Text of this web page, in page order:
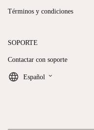
Términos y condiciones
SOPORTE
Contactar con soporte
Español keyboard_arrow_down